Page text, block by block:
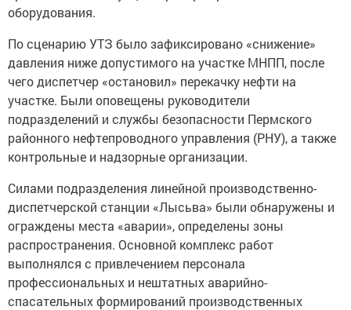
оборудования.
По сценарию УТЗ было зафиксировано «снижение»
давления ниже допустимого на участке МНПП, после
чего диспетчер «остановил» перекачку нефти на
участке. Были оповещены руководители
подразделений и службы безопасности Пермского
районного нефтепроводного управления (РНУ), а также
контрольные и надзорные организации.
Силами подразделения линейной производственно-
диспетчерской станции «Лысьва» были обнаружены и
ограждены места «аварии», определены зоны
распространения. Основной комплекс работ
выполнялся с привлечением персонала
профессиональных и нештатных аварийно-
спасательных формирований производственных